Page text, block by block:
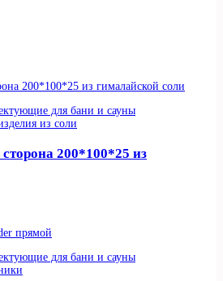
для бани и сауны
из соли
200*100*25 из
для бани и сауны